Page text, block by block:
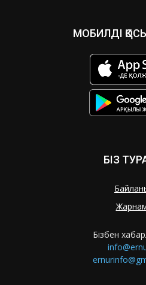
МОБИЛДІ
БІЗ
Бізбен